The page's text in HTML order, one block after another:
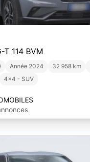
T 114 BVM
Année 2024 32 958 km
4x4 - SUV